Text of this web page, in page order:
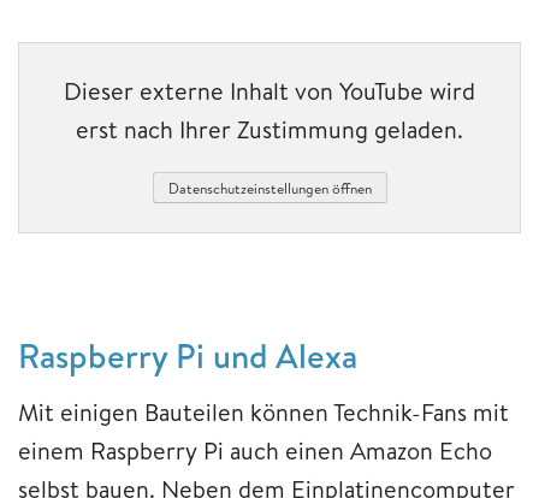
Dieser externe Inhalt von YouTube wird
erst nach Ihrer Zustimmung geladen.
Datenschutzeinstellungen öffnen
Raspberry Pi und Alexa
Mit einigen Bauteilen können Technik-Fans mit
einem Raspberry Pi auch einen Amazon Echo
selbst bauen. Neben dem Einplatinencomputer